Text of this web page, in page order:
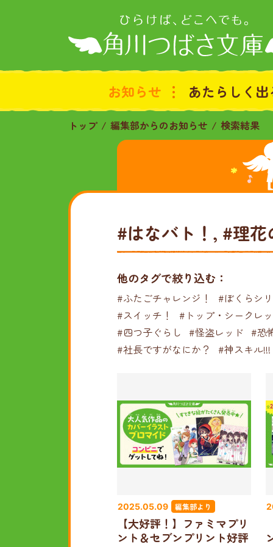
お知らせ あたらしく出
トップ 編集部からのお知らせ 検索結果
#はなバト！, #理
他のタグで絞り込む：
#ふたごチャレンジ！
#ぼくらシ
#スイッチ！
#トップ・シークレ
#四つ子ぐらし #怪盗レッド #恐
#社長ですがなにか？
#神スキル!!!
2025.05.09 編集部より
【大好評！】ファミマプリ
ント＆セブンプリント好評